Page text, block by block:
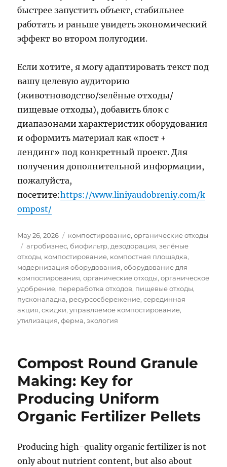
быстрее запустить объект, стабильнее
работать и раньше увидеть экономический
эффект во втором полугодии.
Если хотите, я могу адаптировать текст под
вашу целевую аудиторию
(животноводство/зелёные отходы/
пищевые отходы), добавить блок с
диапазонами характеристик оборудования
и оформить материал как «пост +
лендинг» под конкретный проект. Для
получения дополнительной информации,
пожалуйста,
посетите:https://www.liniyaudobreniy.com/k
ompost/
Posted
on
May 26, 2026 Categories
компостирование,органические отходы
Tags
агробизнес, биофильтр, дезодорация,зелёные
отходы, компостирование, компостная площадка,
модернизация оборудования,оборудование для
компостирования,органические отходы,органическое
удобрение, переработка отходов, пищевые отходы,
пусконаладка, ресурсосбережение,серединная
акция,скидки,управляемое компостирование,
утилизация,ферма,экология
Compost Round Granule
Making: Key for
Producing Uniform
Organic Fertilizer Pellets
Producing high-quality organic fertilizer is not
only about nutrient content, but also about